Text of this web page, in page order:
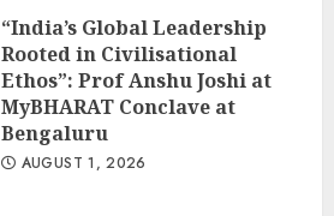
“India’s Global Leadership
Rooted in Civilisational
Ethos”: Prof Anshu Joshi at
MyBHARAT Conclave at
Bengaluru
AUGUST 1, 2026